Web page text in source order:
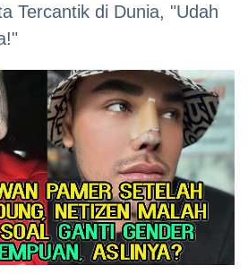
Tercantik di Dunia, "Udah